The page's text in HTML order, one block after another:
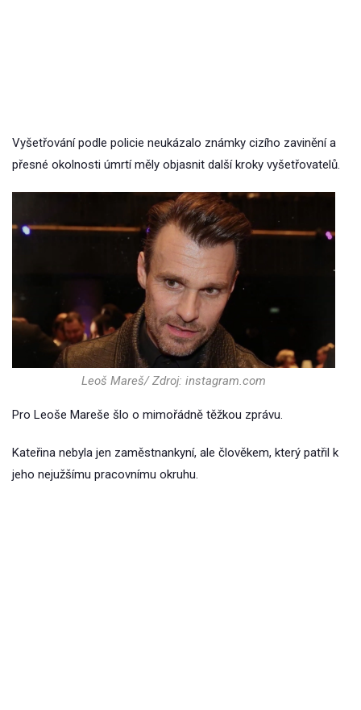
Vyšetřování podle policie neukázalo známky cizího zavinění a
přesné okolnosti úmrtí měly objasnit další kroky vyšetřovatelů.
Leoš Mareš/ Zdroj: instagram.com
Pro Leoše Mareše šlo o mimořádně těžkou zprávu.
Kateřina nebyla jen zaměstnankyní, ale člověkem, který patřil k
jeho nejužšímu pracovnímu okruhu.